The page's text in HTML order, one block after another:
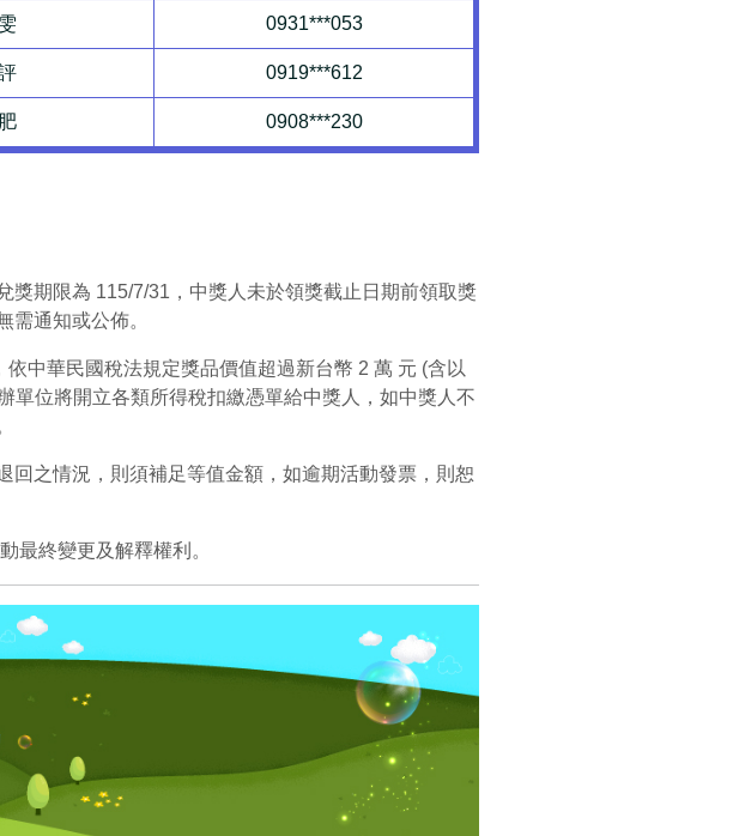
0931***053
0919***612
0908***230
期限為 115/7/31，中獎人未於領獎截止日期前領取獎
通知或公佈。
中華民國稅法規定獎品價值超過新台幣 2 萬 元 (含以
單位將開立各類所得稅扣繳憑單給中獎人，如中獎人不
之情況，則須補足等值金額，如逾期活動發票，則恕
最終變更及解釋權利。